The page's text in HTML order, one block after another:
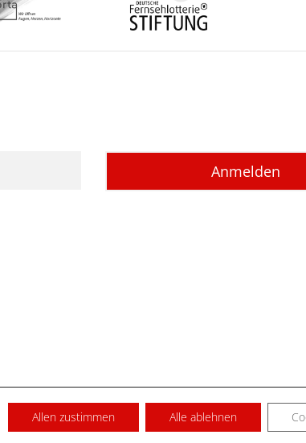
IMPRESSUM KONTAKT
Allen zustimmen Alle ablehnen